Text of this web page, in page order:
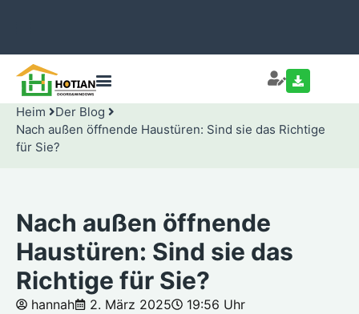
Heim
Der Blog
Nach außen öffnende Haustüren: Sind sie das Richtige
für Sie?
Nach außen öffnende
Haustüren: Sind sie das
Richtige für Sie?
hannah 2. März 2025
19:56 Uhr